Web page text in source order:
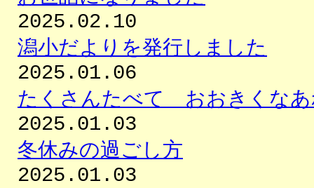
2025.02.10
潟小だよりを発行しました
2025.01.06
たくさんたべて おおきくな
2025.01.03
冬休みの過ごし方
2025.01.03